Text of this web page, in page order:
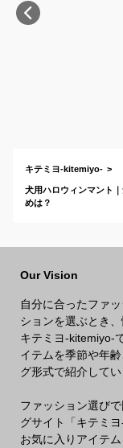
キテミヨ-kitemiyo-
犬用ハロウィンマント
めは？
Our Vision
自分に合ったファ
ションを選ぶとき
キテミヨ-kitemiyo-
イテムを季節や年
グ形式で紹介してい
ファッション選び
グサイト「キテミ
お気に入りアイテ